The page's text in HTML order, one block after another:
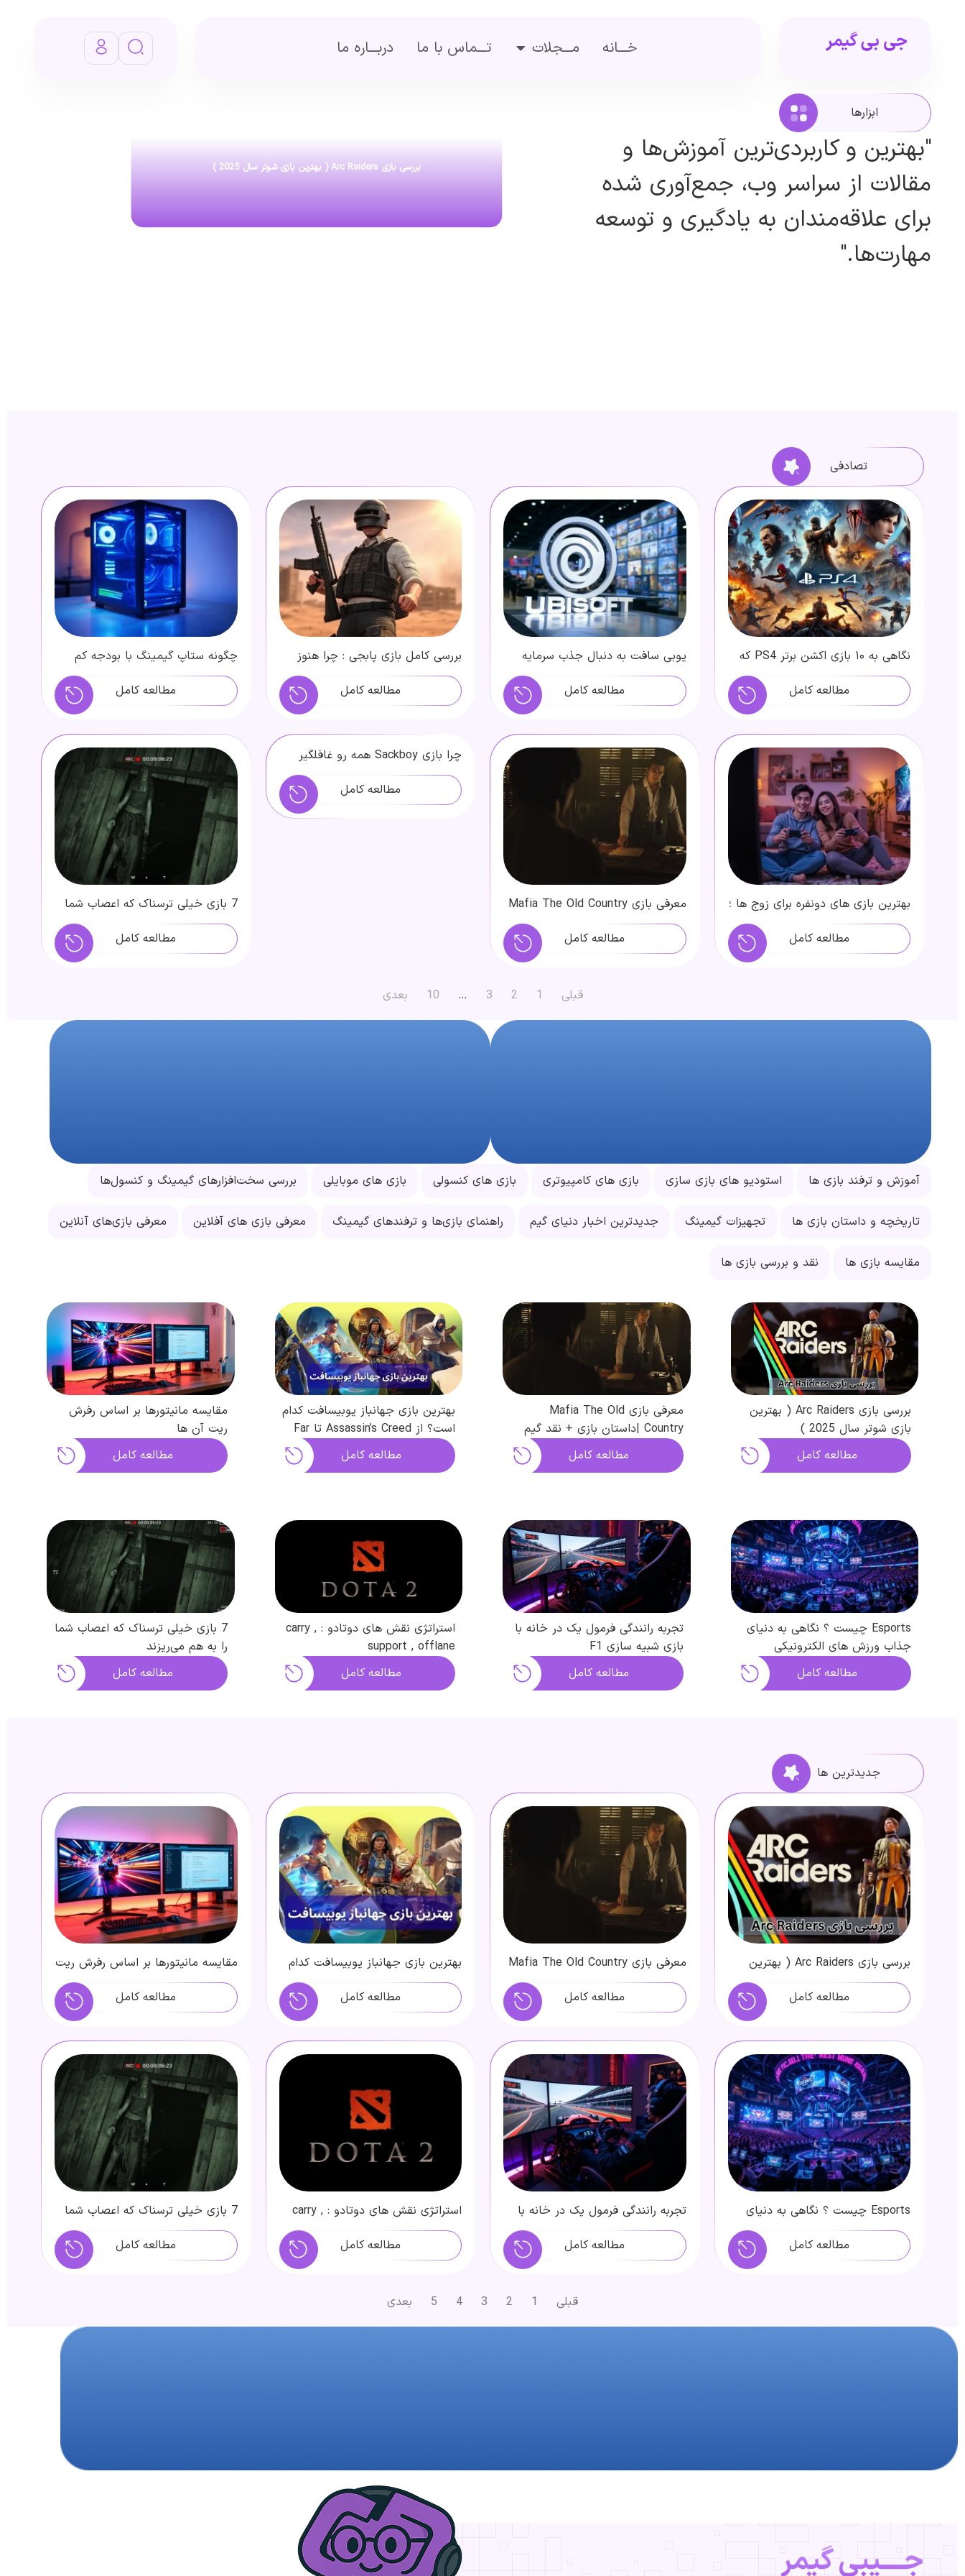
خـــانه مـــجلات تـــماس با ما دربـــاره ما
ابزارها
"بهترین و کاربردی‌ترین آموزش‌ها و
مقالات از سراسر وب، جمع‌آوری شده
برای علاقه‌مندان به یادگیری و توسعه
مهارت‌ها."
بررسی بازی Arc Raiders ( بهترین بازی شوتر سال 2025 )
تصادفی
نگاهی به ۱۰ بازی اکشن برتر PS4 که
نباید از دست بدهید
مطالعه کامل
یوبی سافت به دنبال جذب سرمایه
گذار
مطالعه کامل
بررسی کامل بازی پابجی : چرا هنوز
محبوب ترین بتل رویال است؟
مطالعه کامل
چگونه ستاپ گیمینگ با بودجه کم
بسازیم؟ ( اسفند 1403 )
مطالعه کامل
بهترین بازی های دونفره برای زوج ها ؛
با پارتنرت وقت بگذرون!
مطالعه کامل
معرفی بازی Mafia The Old Country
|داستان بازی + نقد گیم پلی و
گرافیک
مطالعه کامل
چرا بازی Sackboy همه رو غافلگیر
کرده؟ این بازی کودکانه نیست!
مطالعه کامل
7 بازی خیلی ترسناک‌ که اعصاب شما
را به هم می‌ریزند
مطالعه کامل
قبلی 1
2
3
…
10 بعدی
آموزش و ترفند بازی ها استودیو های بازی سازی بازی های کامپیوتری بازی های کنسولی بازی های موبایلی بررسی سخت‌افزارهای گیمینگ و کنسول‌ها
تاریخچه و داستان بازی ها تجهیزات گیمینگ جدیدترین اخبار دنیای گیم راهنمای بازی‌ها و ترفندهای گیمینگ معرفی بازی های آفلاین معرفی بازی‌های آنلاین
مقایسه بازی ها نقد و بررسی بازی ها
بررسی بازی Arc Raiders ( بهترین
بازی شوتر سال 2025 )
مطالعه کامل
معرفی بازی Mafia The Old
Country |داستان بازی + نقد گیم
پلی و گرافیکمطالعه کامل
بهترین بازی جهانباز یوبیسافت کدام
است؟ از Assassin’s Creed تا Far
Cry
مطالعه کامل
مقایسه مانیتورها بر اساس رفرش
ریت آن ها
مطالعه کامل
Esports چیست ؟ نگاهی به دنیای
جذاب ورزش های الکترونیکی
مطالعه کامل
تجربه رانندگی فرمول یک در خانه با
بازی شبیه سازی F1
مطالعه کامل
استراتژی نقش های دوتادو : carry ,
support , offlane
مطالعه کامل
7 بازی خیلی ترسناک‌ که اعصاب شما
را به هم می‌ریزند
مطالعه کامل
جدیدترین ها
بررسی بازی Arc Raiders ( بهترین
بازی شوتر سال 2025 )
مطالعه کامل
معرفی بازی Mafia The Old Country
|داستان بازی + نقد گیم پلی و
گرافیک
مطالعه کامل
بهترین بازی جهانباز یوبیسافت کدام
است؟ از Assassin’s Creed تا Far Cry
مطالعه کامل
مقایسه مانیتورها بر اساس رفرش ریت
آن ها
مطالعه کامل
Esports چیست ؟ نگاهی به دنیای
جذاب ورزش های الکترونیکی
مطالعه کامل
تجربه رانندگی فرمول یک در خانه با
بازی شبیه سازی F1
مطالعه کامل
استراتژی نقش های دوتادو : carry ,
support , offlane
مطالعه کامل
7 بازی خیلی ترسناک‌ که اعصاب شما
را به هم می‌ریزند
مطالعه کامل
قبلی 1
2
3
4
5 بعدی